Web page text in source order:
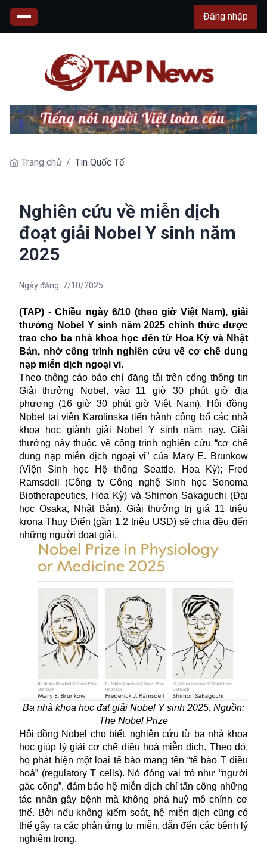
Đăng nhập
Trang chủ / Tin Quốc Tế
Nghiên cứu về miễn dịch
đoạt giải Nobel Y sinh năm
2025
Ngày đăng: 7/10/2025
(TAP) - Chiều ngày 6/10 (theo giờ Việt Nam), giải
thưởng Nobel Y sinh năm 2025 chính thức được
trao cho ba nhà khoa học đến từ Hoa Kỳ và Nhật
Bản, nhờ công trình nghiên cứu về cơ chế dung
nạp miễn dịch ngoại vi.
Theo thông cáo báo chí đăng tải trên cổng thông tin
Giải thưởng Nobel, vào 11 giờ 30 phút giờ địa
phương (16 giờ 30 phút giờ Việt Nam), Hội đồng
Nobel tại viện Karolinska tiến hành công bố các nhà
khoa học giành giải Nobel Y sinh năm nay. Giải
thưởng này thuộc về công trình nghiên cứu “cơ chế
dung nạp miễn dịch ngoại vi” của Mary E. Brunkow
(Viện Sinh học Hệ thống Seattle, Hoa Kỳ); Fred
Ramsdell (Công ty Công nghệ Sinh học Sonoma
Biotherapeutics, Hoa Kỳ) và Shimon Sakaguchi (Đại
học Osaka, Nhật Bản). Giải thưởng trị giá 11 triệu
krona Thuỵ Điển (gần 1,2 triệu USD) sẽ chia đều đến
những người đoạt giải.
Ba nhà khoa học đạt giải Nobel Y sinh 2025. Nguồn:
The Nobel Prize
Hội đồng Nobel cho biết, nghiên cứu từ ba nhà khoa
học giúp lý giải cơ chế điều hoà miễn dịch. Theo đó,
họ phát hiện một loại tế bào mang tên “tế bào T điều
hoà” (regulatory T cells). Nó đóng vai trò như “người
gác cổng”, đảm bảo hệ miễn dịch chỉ tấn công những
tác nhân gây bệnh mà không phá huỷ mô chính cơ
thể. Bởi nếu không kiểm soát, hệ miễn dịch cũng có
thể gây ra các phản ứng tự miễn, dẫn đến các bệnh lý
nghiêm trọng.